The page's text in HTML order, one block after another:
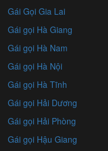
Gái Gọi Gia Lai
Gái gọi Hà Giang
Gái gọi Hà Nam
Gái gọi Hà Nội
Gái gọi Hà Tĩnh
Gái gọi Hải Dương
Gái gọi Hải Phòng
Gái gọi Hậu Giang